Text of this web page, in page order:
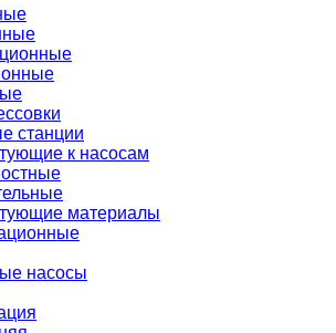
станции
к насосам
материалы
насосы